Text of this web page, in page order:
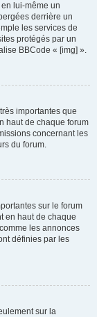
lui-même un
derrière un
les services de
protégés par un
BBCode « [img] ».
importantes que
haut de chaque forum
concernant les
du forum.
sur le forum
en haut de chaque
les annonces
définies par les
sur la